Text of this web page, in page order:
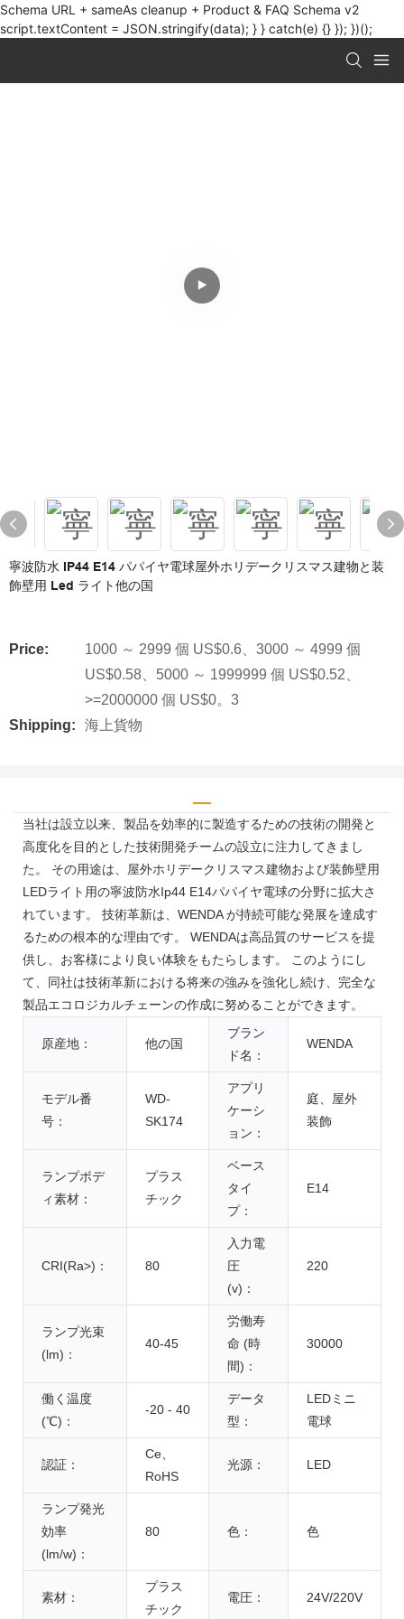
Schema URL + sameAs cleanup + Product & FAQ Schema v2
script.textContent = JSON.stringify(data); } } catch(e) {} }); })();
寧波防水 IP44 E14 パパイヤ電球屋外ホリデークリスマス建物と装
飾壁用 Led ライト他の国
Price:
1000 ～ 2999 個 US$0.6、3000 ～ 4999 個
US$0.58、5000 ～ 1999999 個 US$0.52、
>=2000000 個 US$0。3
Shipping:
海上貨物
当社は設立以来、製品を効率的に製造するための技術の開発と
高度化を目的とした技術開発チームの設立に注力してきまし
た。 その用途は、屋外ホリデークリスマス建物および装飾壁用
LEDライト用の寧波防水Ip44 E14パパイヤ電球の分野に拡大さ
れています。 技術革新は、WENDA が持続可能な発展を達成す
るための根本的な理由です。 WENDAは高品質のサービスを提
供し、お客様により良い体験をもたらします。 このようにし
て、同社は技術革新における将来の強みを強化し続け、完全な
製品エコロジカルチェーンの作成に努めることができます。
原産地： 他の国
ブラン
ド名：
WENDA
モデル番
号：
WD-
SK174
アプリ
ケーシ
ョン：
庭、屋外
装飾
ランプボデ
ィ素材：
プラス
チック
ベース
タイ
プ：
E14
CRI(Ra>)： 80
入力電
圧
(v)：
220
ランプ光束
(lm)：
40-45
労働寿
命 (時
間)：
30000
働く温度
(℃)：
-20 - 40
データ
型：
LEDミニ
電球
認証：
Ce、
RoHS
光源： LED
ランプ発光
効率
(lm/w)：
80 色： 色
素材：
プラス
チック
電圧： 24V/220V